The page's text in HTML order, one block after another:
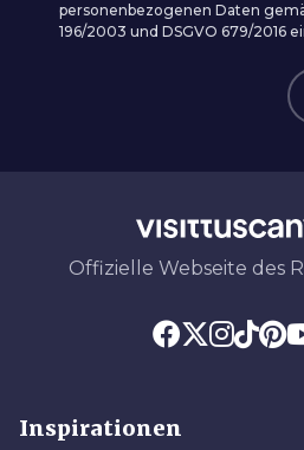
personenbezogenen Daten
196/2003 und DSGVO 679/2016
Offizielle Webseite des
Inspirationen